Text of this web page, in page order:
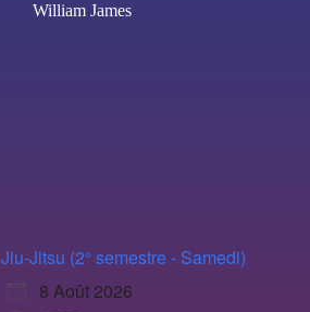
William James
Jiu-Jitsu (2° semestre - Samedi)
8 Août 2026